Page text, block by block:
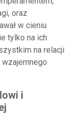
oraz
w cieniu
tylko na ich
na relacji
wzajemnego
i